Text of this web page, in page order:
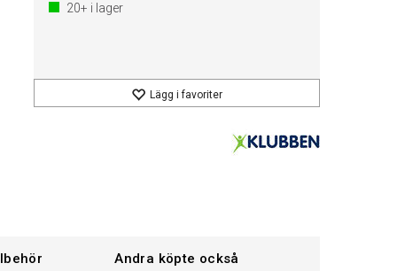
20+ i lager
Lägg i favoriter
Andra köpte också